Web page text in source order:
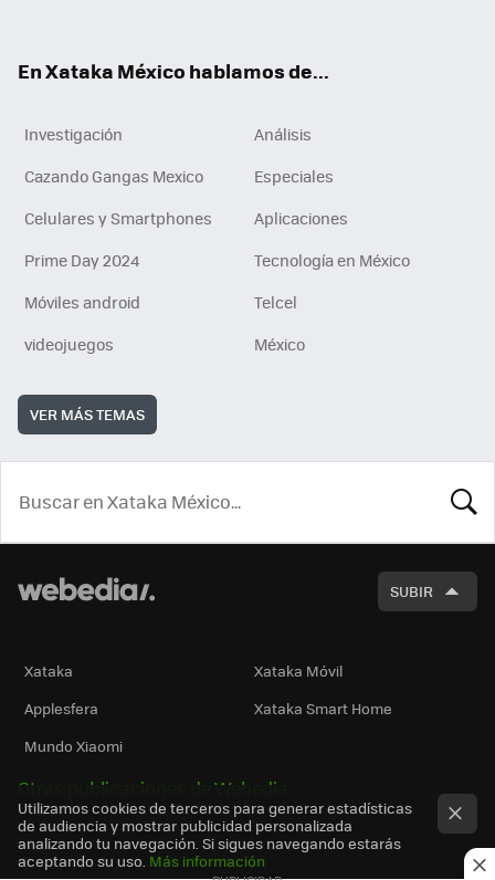
En Xataka México hablamos de...
Investigación
Análisis
Cazando Gangas Mexico
Especiales
Celulares y Smartphones
Aplicaciones
Prime Day 2024
Tecnología en México
Móviles android
Telcel
videojuegos
México
VER MÁS TEMAS
SUBIR
Xataka
Xataka Móvil
Applesfera
Xataka Smart Home
Mundo Xiaomi
Otras publicaciones de Webedia
Utilizamos cookies de terceros para generar estadísticas
de audiencia y mostrar publicidad personalizada
analizando tu navegación. Si sigues navegando estarás
aceptando su uso. Más información